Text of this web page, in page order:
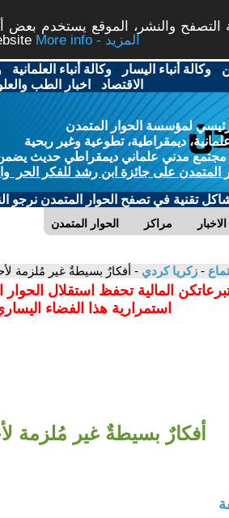
والنشر، الموقع يستخدم بعض
More info - المزيد
-وكالة أنباء اليسار -وكالة أنباء العلمانية -
الاقتصاد - اخبار الطب
لمؤسسة الحوار المتمدن
ديمقراطية، تطوعية وغير ربحية
مدني علماني ديمقراطي حديث يضمن
المتمدن على جائزة ابن رشد للفكر الحر
تقنية في تصفح الحوار المتمدن نرجو
الحوار المتمدن مراكز الاخبار
- زكريا كردي - أفكارٌ بسيطةٌ غير مُلزمة لأحد
المالية تحفظ استقلال
استمرارية هذا الفضاء
أفكارٌ بسيطةٌ غير مُلزمة